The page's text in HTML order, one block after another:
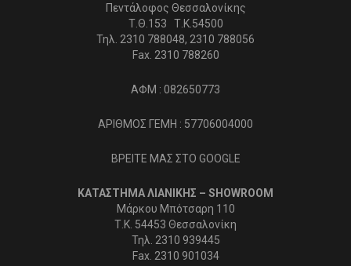
Πεντάλοφος Θεσσαλονίκης
Τ.Θ.153 Τ.Κ.54500
Τηλ. 2310 788048, 2310 788056
Fax. 2310 788260
ΑΦΜ : 082650773
ΑΡΙΘΜΟΣ ΓΕΜΗ : 57706004000
ΒΡΕΙΤΕ ΜΑΣ ΣΤΟ GOOGLE
ΚΑΤΑΣΤΗΜΑ ΛΙΑΝΙΚΗΣ – SHOWROOM
Μάρκου Μπότσαρη 110
Τ.Κ. 54453 Θεσσαλονίκη
Τηλ. 2310 939445
Fax. 2310 901034